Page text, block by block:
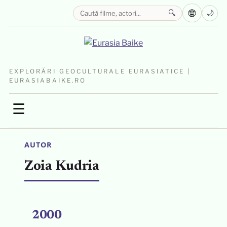
EXPLORĂRI GEOCULTURALE EURASIATICE |
EURASIABAIKE.RO
☰
🔍 🌐 🌙
AUTOR
Zoia Kudria
2000